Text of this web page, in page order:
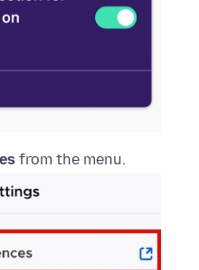
from the menu.